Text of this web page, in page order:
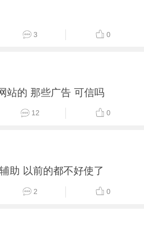
3 0
站的 那些广告 可信吗
12 0
助 以前的都不好使了
2 0